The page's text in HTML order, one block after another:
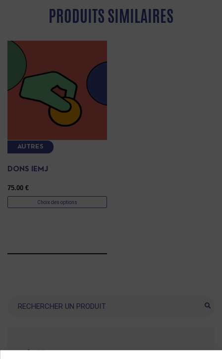
PRODUITS SIMILAIRES
AUTRES
DONS IEMJ
75.00 €
Choix des options
CD